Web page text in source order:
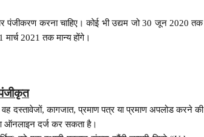
पंजीकरण करना चाहिए। कोई भी उद्यम जो 30 जून 2020 तक
2021 तक मान्य होंगे।
दस्तावेजों, कागजात, प्रमाण पत्र या प्रमाण अपलोड करने की
ऑनलाइन दर्ज कर सकता है।